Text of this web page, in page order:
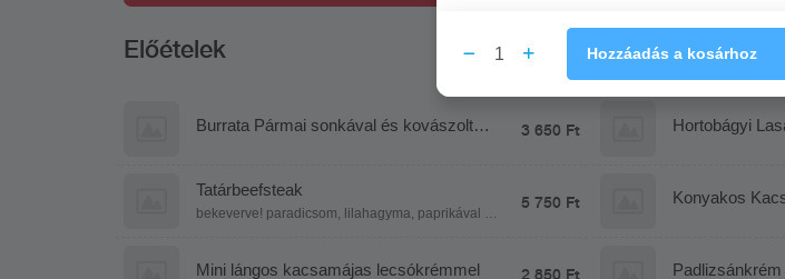
Előételek
Burrata Pármai sonkával és kovászolt
3 650 Ft Hortobágyi
Tatárbeefsteak
bekeverve! paradicsom, lilahagyma, paprikával és
5 750 Ft
Konyakos
Mini lángos kacsamájas lecsókrémmel 2 850 Ft
1 Hozzáadás a kosárhoz